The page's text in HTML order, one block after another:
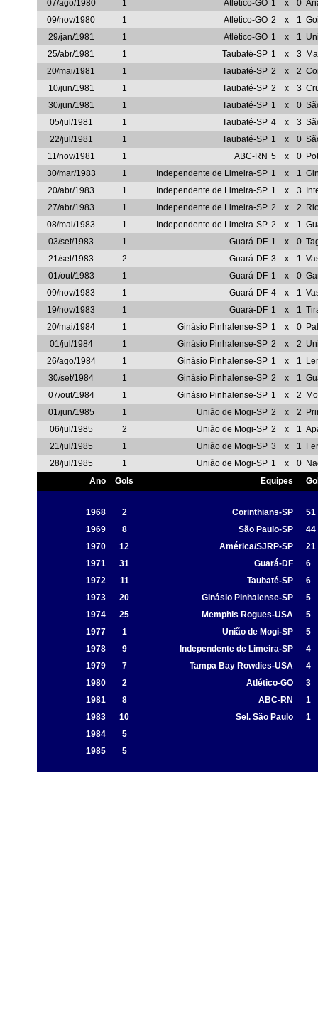
07/ago/1980 1 Atlético-GO 1 x 0
09/nov/1980
1 Atlético-GO 2 x 1
29/jan/1981
1 Atlético-GO 1 x 1
25/abr/1981
1 Taubaté-SP 1 x 3
20/mai/1981
1 Taubaté-SP 2 x 2
10/jun/1981
1 Taubaté-SP 2 x 3
30/jun/1981
1 Taubaté-SP 1 x 0
05/jul/1981
1 Taubaté-SP 4 x 3
22/jul/1981
1 Taubaté-SP 1 x 0
11/nov/1981
1 ABC-RN 5 x 0
30/mar/1983
1 Independente de Limeira-SP 1 x 1
20/abr/1983
1 Independente de Limeira-SP 1 x 3
27/abr/1983
1 Independente de Limeira-SP 2 x 2
08/mai/1983
1 Independente de Limeira-SP 2 x 1
03/set/1983
1 Guará-DF 1 x 0
21/set/1983
2 Guará-DF 3 x 1
01/out/1983
1 Guará-DF 1 x 0
09/nov/1983
1 Guará-DF 4 x 1
19/nov/1983
1 Guará-DF 1 x 1
20/mai/1984
1 Ginásio Pinhalense-SP 1 x 0
01/jul/1984
1 Ginásio Pinhalense-SP 2 x 2
26/ago/1984
1 Ginásio Pinhalense-SP 1 x 1
30/set/1984
1 Ginásio Pinhalense-SP 2 x 1
07/out/1984
1 Ginásio Pinhalense-SP 1 x 2
01/jun/1985
1 União de Mogi-SP 2 x 2
06/jul/1985
2 União de Mogi-SP 2 x 1
21/jul/1985
1 União de Mogi-SP 3 x 1
28/jul/1985
1 União de Mogi-SP 1 x 0
Ano
Gols Equipes
1968 2 Corinthians-SP
51
1969
8 São Paulo-SP
44
1970
12 América/SJRP-SP
21
1971
31 Guará-DF
6
1972
11 Taubaté-SP
6
1973
20 Ginásio Pinhalense-SP
5
1974
25 Memphis Rogues-USA
5
1977
1 União de Mogi-SP
5
1978
9 Independente de Limeira-SP
4
1979
7 Tampa Bay Rowdies-USA
4
1980
2 Atlético-GO
3
1981
8 ABC-RN
1
1983
10 Sel. São Paulo
1
1984
5
1985
5